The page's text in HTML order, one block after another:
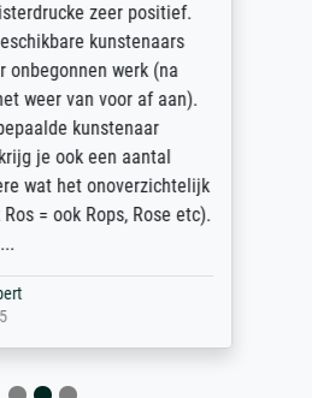
zeer positief.
kunstenaars
onbegonnen werk (na
weer van voor af aan).
kunstenaar
je ook een aantal
wat het onoverzichtelijk
= ook Rops, Rose etc).